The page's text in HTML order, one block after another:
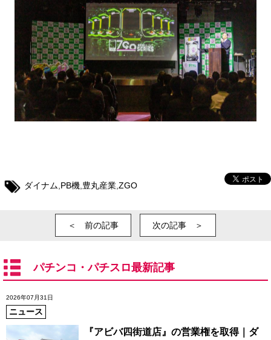
ダイナム PB機 豊丸産業 ZGO
＜ 前の記事 次の記事 ＞
パチンコ・パチスロ最新記事
2026年07月31日
ニュース
『アビバ四街道店』の営業権を取得｜ダ